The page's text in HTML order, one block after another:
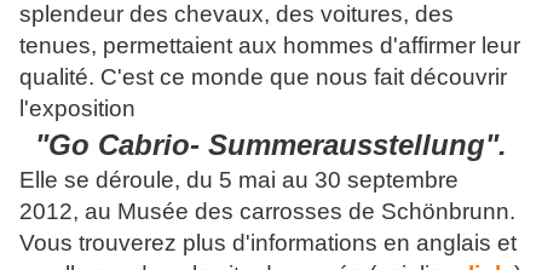
splendeur des chevaux, des voitures, des
tenues, permettaient aux hommes d'affirmer leur
qualité. C'est ce monde que nous fait découvrir
l'exposition
"Go Cabrio- Summerausstellung".
Elle se déroule, du 5 mai au 30 septembre
2012, au Musée des carrosses de Schönbrunn.
Vous trouverez plus d'informations en anglais et